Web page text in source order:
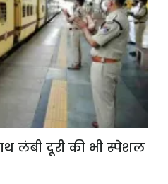
लंबी दूरी की भी स्पेशल